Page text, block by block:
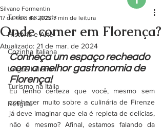
Todos os posts
História e Arte
Cozinha Italiana
Língua Italiana
Turismo na Itália
Religião
Onde comer em Florença?
Silvano Formentin
17 de nov. de 2022 7 min de leitura
Atualizado: 21 de mar. de 2024
Conheça um espaço recheado
com a melhor gastronomia de
Florença!
Eu tenho certeza que você, mesmo sem
conhecer muito sobre a culinária de Firenze
já deve imaginar que ela é repleta de delícias,
não é mesmo? Afinal, estamos falando da